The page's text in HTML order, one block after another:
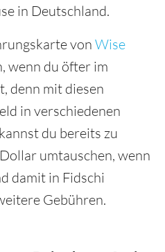
in Deutschland.
von Wise
wenn du öfter im
denn mit diesen
in verschiedenen
du bereits zu
umtauschen, wenn
damit in Fidschi
Gebühren.